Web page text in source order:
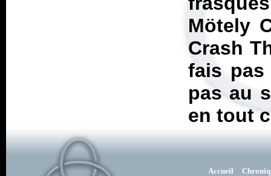
Mötely
Crash
fais pas
pas au
en tout
Accueil